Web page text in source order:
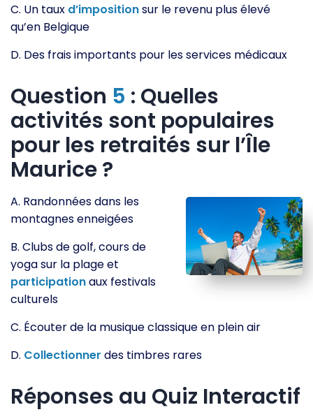
C. Un taux d’impositionsur le revenu plus élevé
qu’en Belgique
D. Des frais importants pour les services médicaux
Question 5 : Quelles
activités sont populaires
pour les retraités sur l’Île
Maurice ?
A. Randonnées dans les
montagnes enneigées
B. Clubs de golf, cours de
yoga sur la plage et
participationaux festivals
culturels
C. Écouter de la musique classique en plein air
D. Collectionner des timbres rares
Réponses au Quiz Interactif